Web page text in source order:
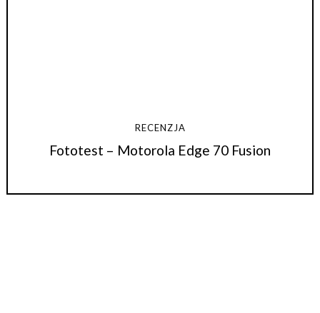
RECENZJA
Fototest – Motorola Edge 70 Fusion